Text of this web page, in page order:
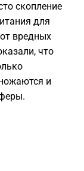
скопление
для
вредных
что
и